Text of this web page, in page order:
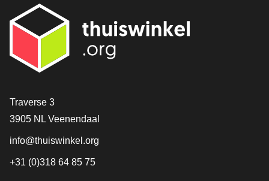
[_General:Contact]
Traverse 3
3905 NL Veenendaal
info@thuiswinkel.org
+31 (0)318 64 85 75